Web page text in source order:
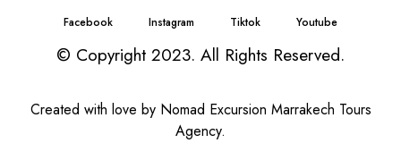
Facebook Instagram Tiktok Youtube
© Copyright 2023. All Rights Reserved.
Created with love by Nomad Excursion Marrakech Tours
Agency.